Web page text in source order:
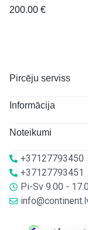
200.00 €
Pircēju serviss
Informācija
Noteikumi
+37127793450
+37127793451
Pi-Sv 9.00 -